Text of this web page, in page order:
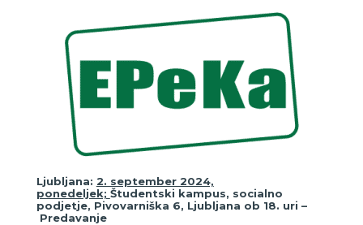
Ljubljana: 2. september 2024,
ponedeljek; Študentski kampus, socialno
podjetje, Pivovarniška 6, Ljubljana ob 18. uri –
Predavanje